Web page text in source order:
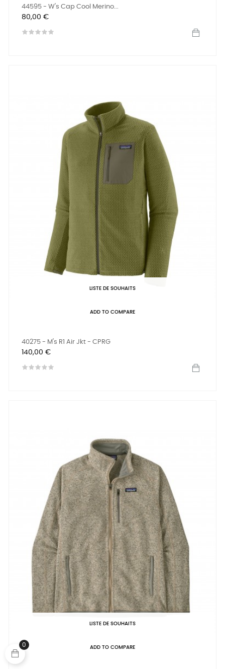
44595 - W's Cap Cool Merino...
Prix
80,00 €
LISTE DE SOUHAITS
ADD TO COMPARE
40275 - M's R1 Air Jkt - CPRG
Prix
140,00 €
LISTE DE SOUHAITS
ADD TO COMPARE
0